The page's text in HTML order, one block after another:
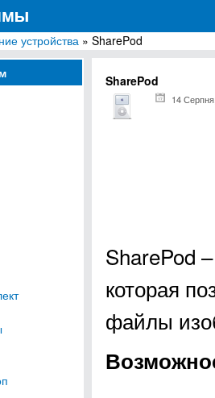
программ для Windows
устройства » SharePod
SharePod
14
SharePod
которая
файлы